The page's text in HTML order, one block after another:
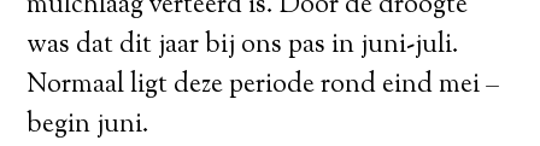
was dat dit jaar bij ons pas in juni-juli.
Normaal ligt deze periode rond eind mei –
begin juni.